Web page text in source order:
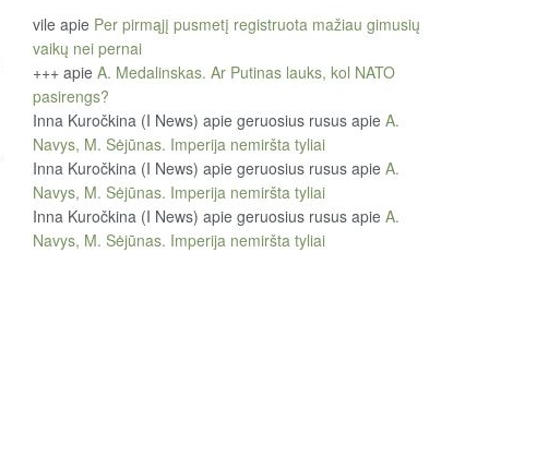
vile apie Per pirmąjį pusmetį registruota mažiau gimusių
vaikų nei pernai
+++ apie A. Medalinskas. Ar Putinas lauks, kol NATO
pasirengs?
Inna Kuročkina (I News) apie geruosius rusus apie A.
Navys, M. Sėjūnas. Imperija nemiršta tyliai
Inna Kuročkina (I News) apie geruosius rusus apie A.
Navys, M. Sėjūnas. Imperija nemiršta tyliai
Inna Kuročkina (I News) apie geruosius rusus apie A.
Navys, M. Sėjūnas. Imperija nemiršta tyliai